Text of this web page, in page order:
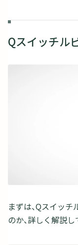
Qスイッチル
まずは、Qスイッ
のか、詳しく解説し